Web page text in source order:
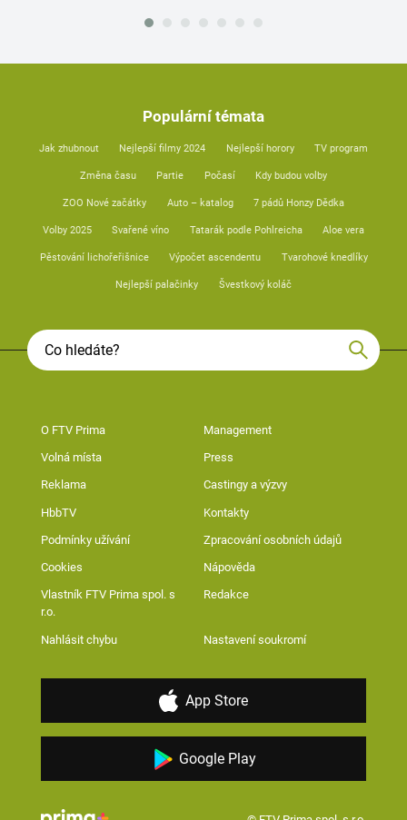
Populární témata
Jak zhubnout Nejlepší filmy 2024 Nejlepší horory TV program
Změna času Partie Počasí Kdy budou volby
ZOO Nové začátky Auto – katalog 7 pádů Honzy Dědka
Volby 2025 Svařené víno Tatarák podle Pohlreicha Aloe vera
Pěstování lichořeřišnice Výpočet ascendentu Tvarohové knedlíky
Nejlepší palačinky Švestkový koláč
O FTV Prima Management
Volná místa Press
Reklama Castingy a výzvy
HbbTV Kontakty
Podmínky užívání Zpracování osobních údajů
Cookies Nápověda
Vlastník FTV Prima spol. s
r.o.
Redakce
Nahlásit chybu Nastavení soukromí
App Store
Google Play